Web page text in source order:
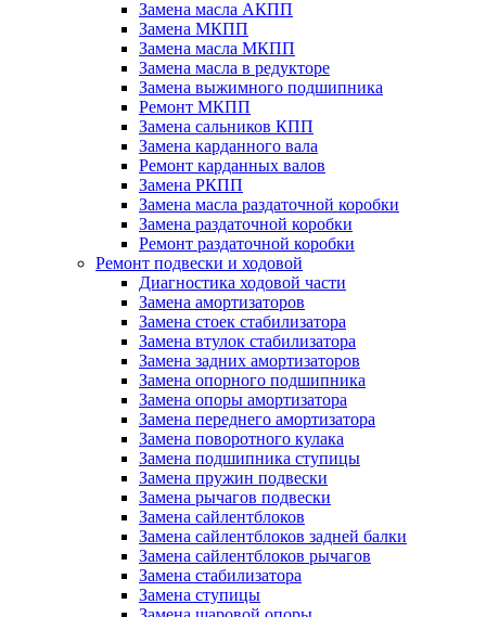
Замена масла АКПП
Замена МКПП
Замена масла МКПП
Замена масла в редукторе
Замена выжимного подшипника
Ремонт МКПП
Замена сальников КПП
Замена карданного вала
Ремонт карданных валов
Замена РКПП
Замена масла раздаточной коробки
Замена раздаточной коробки
Ремонт раздаточной коробки
Ремонт подвески и ходовой
Диагностика ходовой части
Замена амортизаторов
Замена стоек стабилизатора
Замена втулок стабилизатора
Замена задних амортизаторов
Замена опорного подшипника
Замена опоры амортизатора
Замена переднего амортизатора
Замена поворотного кулака
Замена подшипника ступицы
Замена пружин подвески
Замена рычагов подвески
Замена сайлентблоков
Замена сайлентблоков задней балки
Замена сайлентблоков рычагов
Замена стабилизатора
Замена ступицы